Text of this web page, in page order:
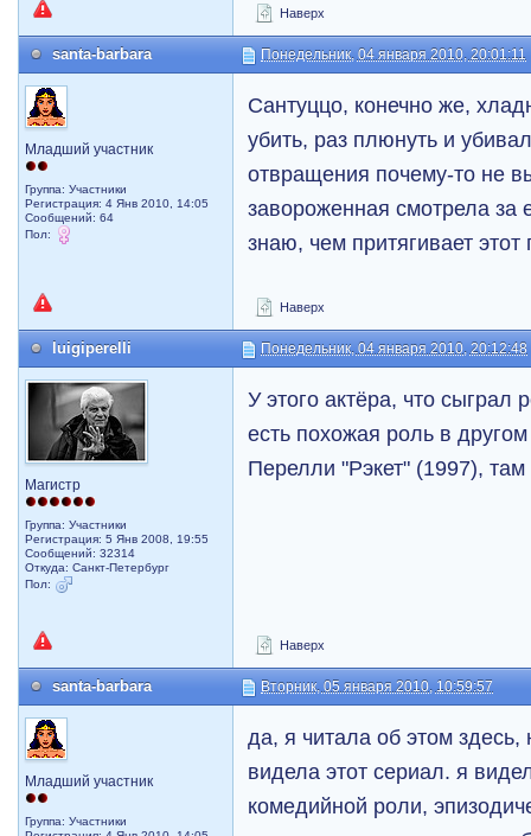
Наверх
santa-barbara Понедельник, 04 января 2010, 20:01:11
Младший участник
Группа: Участники
Регистрация: 4 Янв 2010, 14:05
Сообщений: 64
Пол:
Сантуццо, конечно же,
убить, раз плюнуть и
отвращения почему-то не
завороженная смотрела за
знаю, чем притягивает этот
Наверх
luigiperelli Понедельник, 04 января 2010, 20:12:48
Магистр
Группа: Участники
Регистрация: 5 Янв 2008, 19:55
Сообщений: 32314
Откуда: Санкт-Петербург
Пол:
У этого актёра, что сыграл
есть похожая роль в
Перелли "Рэкет" (1997), там
Наверх
santa-barbara Вторник, 05 января 2010, 10:59:57
Младший участник
Группа: Участники
да, я читала об этом
видела этот сериал. я
комедийной роли,